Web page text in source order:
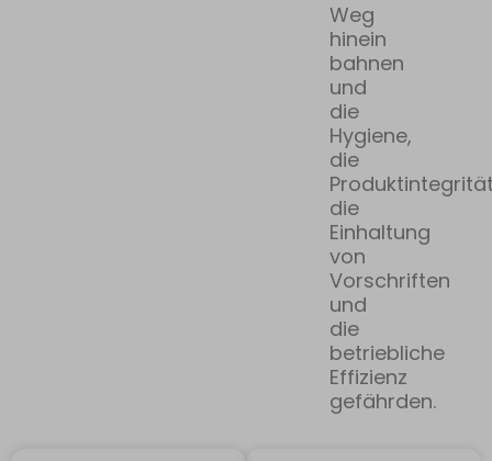
Weg
hinein
bahnen
und
die
Hygiene,
die
die
Einhaltung
von
Vorschriften
und
die
betriebliche
Effizienz
gefährden.